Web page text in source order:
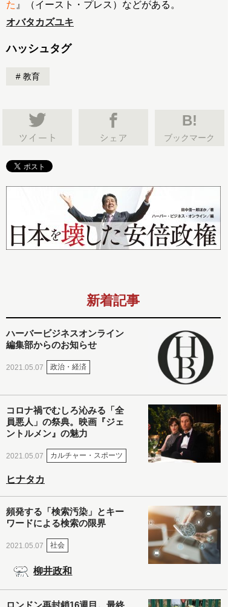
た 』（イースト・プレス）などがある。
オバタカズユキ
ハッシュタグ
教育
B!
ブックマーク
新着記事
ハーバービジネスオンライン
編集部からのお知らせ
2021.05.07 政治・経済
コロナ禍でむしろ沁みる「全
員悪人」の祭典。映画『ジェ
ントルメン』の魅力
2021.05.07 カルチャー・スポーツ
ヒナタカ
頻発する「検索汚染」とキー
ワードによる検索の限界
2021.05.07 社会
柳井政和